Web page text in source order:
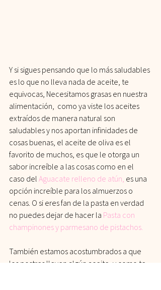
Y si sigues pensando que lo más saludables
es lo que no lleva nada de aceite, te
equivocas, Necesitamos grasas en nuestra
alimentación,  como ya viste los aceites
extraídos de manera natural son
saludables y nos aportan infinidades de
cosas buenas, el aceite de oliva es el
favorito de muchos, es que le otorga un
sabor increíble a las cosas como en el
caso del Aguacate relleno de atún, es una
opción increíble para los almuerzos o
cenas. O si eres fan de la pasta en verdad
no puedes dejar de hacer la Pasta con
champinones y parmesano de pistachos.
También estamos acostumbrados a que
los postres lleven algún aceite, y como te